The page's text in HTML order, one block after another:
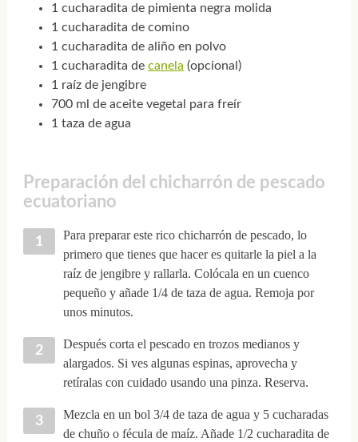
1 cucharadita de pimienta negra molida
1 cucharadita de comino
1 cucharadita de aliño en polvo
1 cucharadita de canela (opcional)
1 raíz de jengibre
700 ml de aceite vegetal para freír
1 taza de agua
Preparación del chicharrón de pescado
ecuatoriano
Para preparar este rico chicharrón de pescado, lo
primero que tienes que hacer es quitarle la piel a la
raíz de jengibre y rallarla. Colócala en un cuenco
pequeño y añade 1/4 de taza de agua. Remoja por
unos minutos.
Después corta el pescado en trozos medianos y
alargados. Si ves algunas espinas, aprovecha y
retíralas con cuidado usando una pinza. Reserva.
Mezcla en un bol 3/4 de taza de agua y 5 cucharadas
de chuño o fécula de maíz. Añade 1/2 cucharadita de